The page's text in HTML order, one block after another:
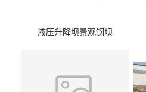
液压升降坝景观钢坝